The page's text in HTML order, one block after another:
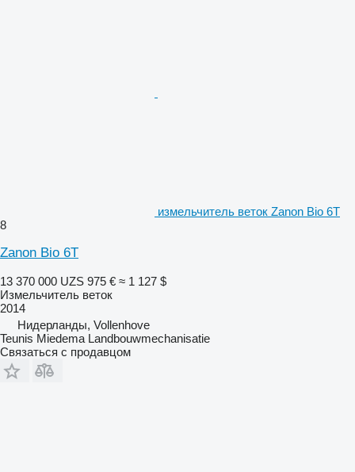
измельчитель веток Zanon Bio 6T
8
Zanon Bio 6T
13 370 000 UZS 975 € ≈ 1 127 $
Измельчитель веток
2014
Нидерланды, Vollenhove
Teunis Miedema Landbouwmechanisatie
Связаться с продавцом